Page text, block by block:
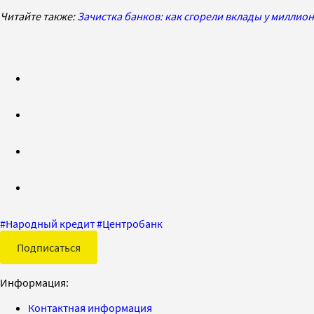
Читайте также:Зачистка банков: как сгорели вклады у
#Народный кредит#Центробанк
Подписаться
Информация:
Контактная информация